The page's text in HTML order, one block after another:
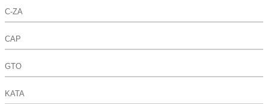
C-ZA
CAP
GTO
KATA